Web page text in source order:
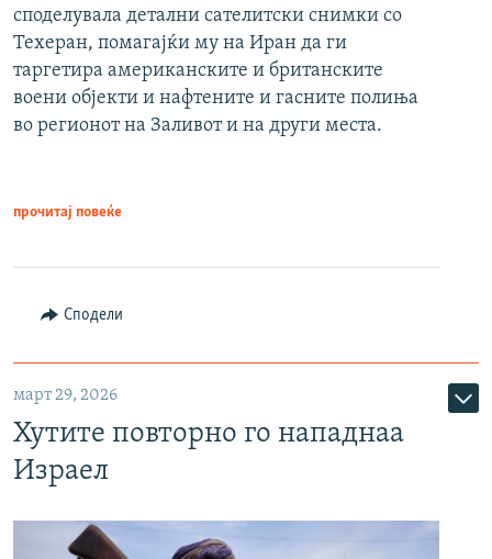
споделувала детални сателитски снимки со
Техеран, помагајќи му на Иран да ги
таргетира американските и британските
воени објекти и нафтените и гасните полиња
во регионот на Заливот и на други места.
прочитај повеќе
Сподели
март 29, 2026
Хутите повторно го нападнаа
Израел